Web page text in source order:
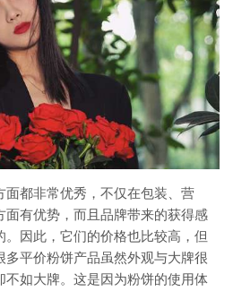
面都非常优秀，不仅在包装、营
面有优势，而且品牌带来的获得感
因此，它们的价格也比较高，但
平价粉饼产品虽然外观与大牌很
不如大牌。这是因为粉饼的使用体